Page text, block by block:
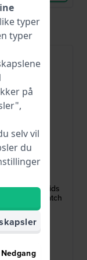
Kids
30 mm Kids
quartz watch
kr
typer
typer
på
selv vil
du
Nedgang